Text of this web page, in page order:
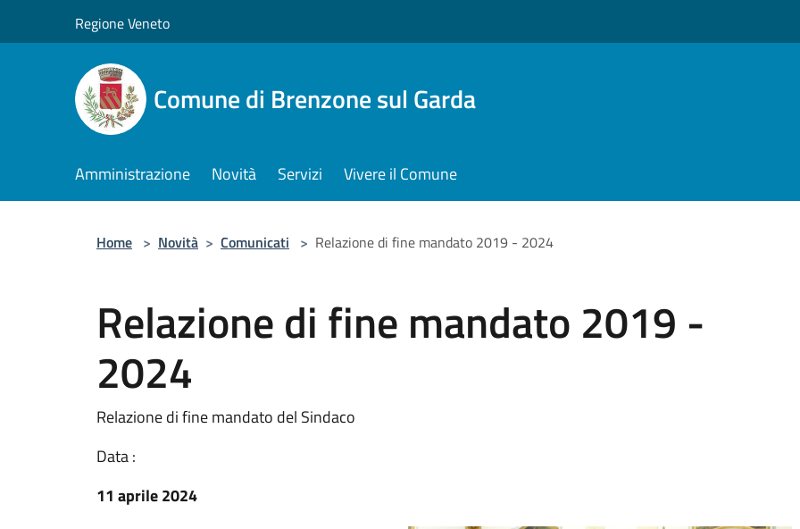
Regione Veneto
Comune di Brenzone sul Garda
Amministrazione Novità Servizi Vivere il Comune
Home > Novità > Comunicati > Relazione di fine mandato 2019 - 2024
Relazione di fine mandato 2019 -
2024
Relazione di fine mandato del Sindaco
Data :
11 aprile 2024